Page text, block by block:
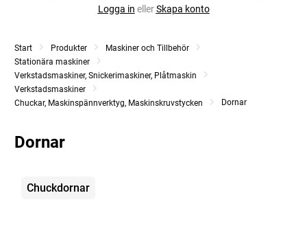
Logga in ellerSkapa konto
Start Produkter
Maskiner och Tillbehör
Stationära maskiner
Verkstadsmaskiner, Snickerimaskiner, Plåtmaskin
Verkstadsmaskiner
Chuckar, Maskinspännverktyg, Maskinskruvstycken
Dornar
Dornar
Kategorier
Chuckdornar